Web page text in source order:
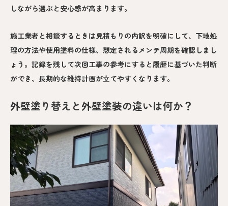
しながら選ぶと安心感が高まります。
施工業者と相談するときは見積もりの内訳を明確にして、下地処
理の方法や使用塗料の仕様、想定されるメンテ周期を確認しまし
ょう。記録を残して次回工事の参考にすると履歴に基づいた判断
ができ、長期的な維持計画が立てやすくなります。
外壁塗り替えと外壁塗装の違いは何か？